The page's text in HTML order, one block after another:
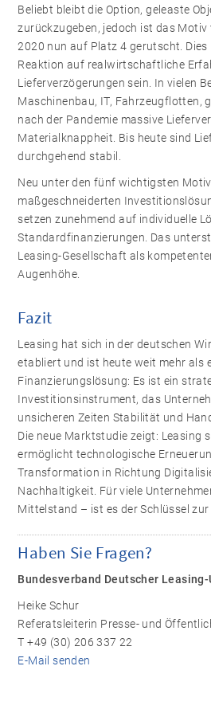
Beliebt bleibt die Option, geleaste
zurückzugeben, jedoch ist das
2020 nun auf Platz 4 gerutscht.
Reaktion auf realwirtschaftliche
Lieferverzögerungen sein. In vielen
Maschinenbau, IT, Fahrzeugflotten,
nach der Pandemie massive
Materialknappheit. Bis heute sind
durchgehend stabil.
Neu unter den fünf wichtigsten
maßgeschneiderten
setzen zunehmend auf individuelle
Standardfinanzierungen. Das
Leasing-Gesellschaft als
Augenhöhe.
Fazit
Leasing hat sich in der deutschen
etabliert und ist heute weit mehr als
Finanzierungslösung: Es ist ein
Investitionsinstrument, das
unsicheren Zeiten Stabilität und
Die neue Marktstudie zeigt: Leasing
ermöglicht technologische
Transformation in Richtung
Nachhaltigkeit. Für viele
Mittelstand – ist es der Schlüssel
Haben Sie Fragen?
Bundesverband Deutscher
Heike Schur
Referatsleiterin Presse- und
T +49 (30) 206 337 22
E-Mail senden